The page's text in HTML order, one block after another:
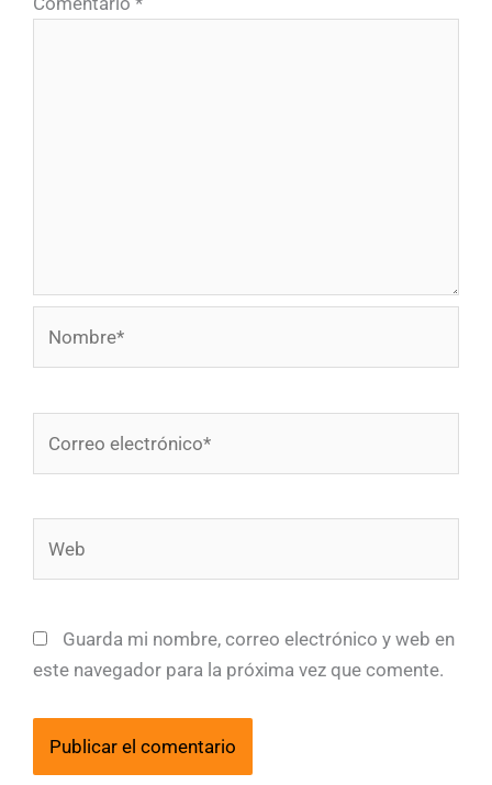
electrónico*
Guarda mi nombre, correo electrónico y web en
este navegador para la próxima vez que comente.